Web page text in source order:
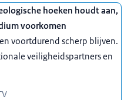
hoeken houdt aan,
voorkomen
voortdurend scherp blijven.
veiligheidspartners en